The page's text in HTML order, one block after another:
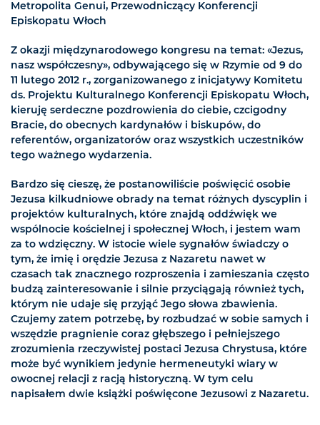
Metropolita Genui, Przewodniczący Konferencji
Episkopatu Włoch
Z okazji międzynarodowego kongresu na temat: «Jezus,
nasz współczesny», odbywającego się w Rzymie od 9 do
11 lutego 2012 r., zorganizowanego z inicjatywy Komitetu
ds. Projektu Kulturalnego Konferencji Episkopatu Włoch,
kieruję serdeczne pozdrowienia do ciebie, czcigodny
Bracie, do obecnych kardynałów i biskupów, do
referentów, organizatorów oraz wszystkich uczestników
tego ważnego wydarzenia.
Bardzo się cieszę, że postanowiliście poświęcić osobie
Jezusa kilkudniowe obrady na temat różnych dyscyplin i
projektów kulturalnych, które znajdą oddźwięk we
wspólnocie kościelnej i społecznej Włoch, i jestem wam
za to wdzięczny. W istocie wiele sygnałów świadczy o
tym, że imię i orędzie Jezusa z Nazaretu nawet w
czasach tak znacznego rozproszenia i zamieszania często
budzą zainteresowanie i silnie przyciągają również tych,
którym nie udaje się przyjąć Jego słowa zbawienia.
Czujemy zatem potrzebę, by rozbudzać w sobie samych i
wszędzie pragnienie coraz głębszego i pełniejszego
zrozumienia rzeczywistej postaci Jezusa Chrystusa, które
może być wynikiem jedynie hermeneutyki wiary w
owocnej relacji z racją historyczną. W tym celu
napisałem dwie książki poświęcone Jezusowi z Nazaretu.